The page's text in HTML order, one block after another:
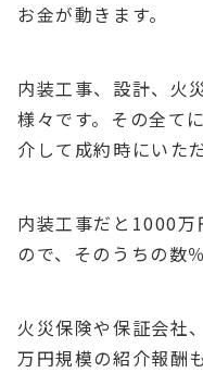
お金が動きます。
内装工事、設計、火
様々です。その全て
介して成約時にいた
内装工事だと1000万
ので、そのうちの数％
火災保険や保証会社
万円規模の紹介報酬